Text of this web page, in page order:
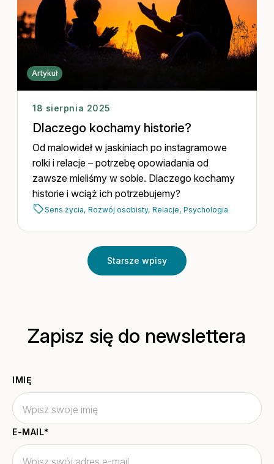
Artykuł
18 sierpnia 2025
Dlaczego kochamy historie?
Od malowideł w jaskiniach po instagramowe
rolki i relacje – potrzebę opowiadania od
zawsze mieliśmy w sobie. Dlaczego kochamy
historie i wciąż ich potrzebujemy?
Sens życia, Rozwój osobisty, Relacje, Psychologia
Starsze wpisy
Zapisz się do newslettera
IMIĘ
E-MAIL*